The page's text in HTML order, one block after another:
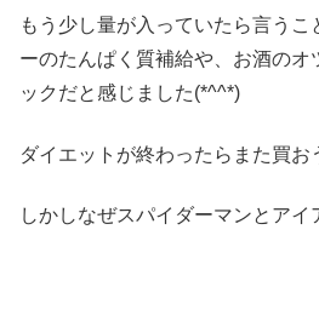
もう少し量が入っていたら言うこ
ーのたんぱく質補給や、お酒のオ
ックだと感じました(*^^*)
ダイエットが終わったらまた買お
しかしなぜスパイダーマンとア